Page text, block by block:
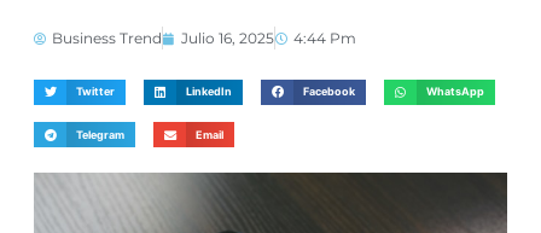
Business Trend Julio 16, 2025 4:44 Pm
Twitter LinkedIn Facebook WhatsApp
Telegram Email